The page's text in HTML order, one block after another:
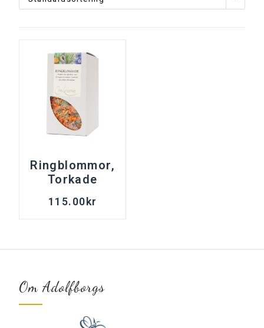
Ringblommor,
Torkade
115.00kr
Om Adolfborgs